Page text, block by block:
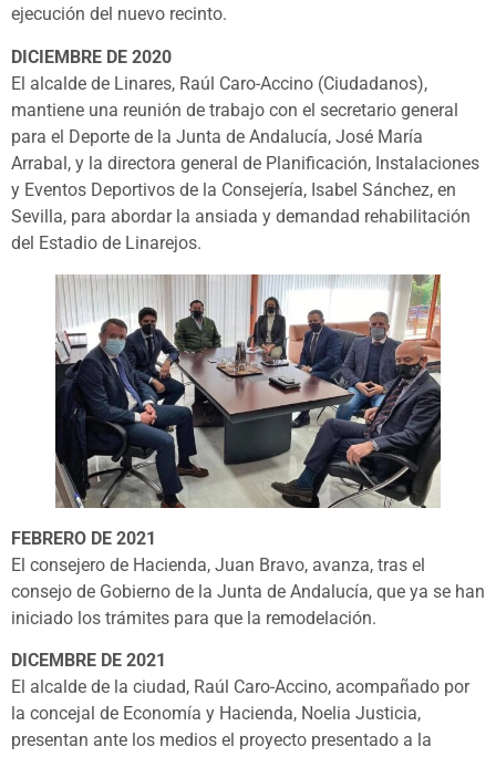
ejecución del nuevo recinto.
DICIEMBRE DE 2020
El alcalde de Linares, Raúl Caro-Accino (Ciudadanos),
mantiene una reunión de trabajo con el secretario general
para el Deporte de la Junta de Andalucía, José María
Arrabal, y la directora general de Planificación, Instalaciones
y Eventos Deportivos de la Consejería, Isabel Sánchez, en
Sevilla, para abordar la ansiada y demandad rehabilitación
del Estadio de Linarejos.
FEBRERO DE 2021
El consejero de Hacienda, Juan Bravo, avanza, tras el
consejo de Gobierno de la Junta de Andalucía, que ya se han
iniciado los trámites para que la remodelación.
DICEMBRE DE 2021
El alcalde de la ciudad, Raúl Caro-Accino, acompañado por
la concejal de Economía y Hacienda, Noelia Justicia,
presentan ante los medios el proyecto presentado a la